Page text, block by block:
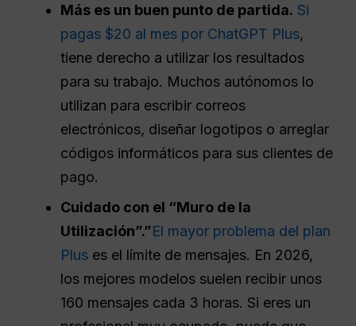
Más es un buen punto de partida. Si
pagas $20 al mes por ChatGPT Plus,
tiene derecho a utilizar los resultados
para su trabajo. Muchos autónomos lo
utilizan para escribir correos
electrónicos, diseñar logotipos o arreglar
códigos informáticos para sus clientes de
pago.
Cuidado con el “Muro de la
Utilización”.”El mayor problema del plan
Plus es el límite de mensajes. En 2026,
los mejores modelos suelen recibir unos
160 mensajes cada 3 horas. Si eres un